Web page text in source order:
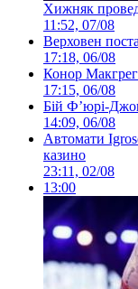
Хижняк
11:52, 07/08
Верховен
17:18, 06/08
Конор
17:15, 06/08
Бій Ф’юрі-
14:09, 06/08
Автомати
казино
23:11, 02/08
13:00